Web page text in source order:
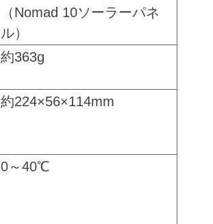
（Nomad 10ソーラーパネ
ル）
約363g
約224×56×114mm
0～40℃